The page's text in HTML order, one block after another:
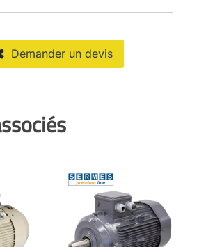
Demander un devis